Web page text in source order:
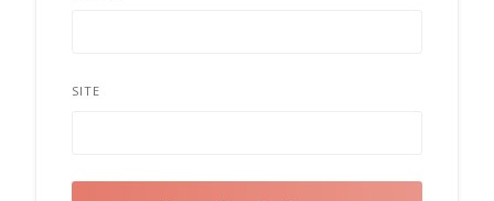
SITE